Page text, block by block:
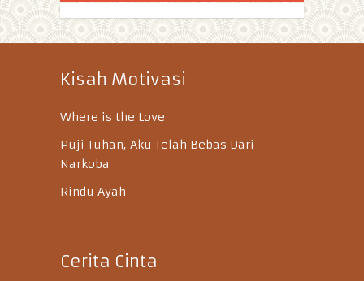
Kisah Motivasi
Where is the Love
Puji Tuhan, Aku Telah Bebas Dari
Narkoba
Rindu Ayah
Cerita Cinta